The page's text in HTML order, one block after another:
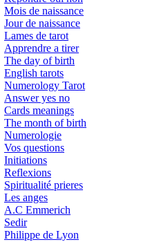
Mois de naissance
Jour de naissance
Lames de tarot
Apprendre a tirer
The day of birth
English tarots
Numerology Tarot
Answer yes no
Cards meanings
The month of birth
Numerologie
Vos questions
Initiations
Reflexions
Spiritualité prieres
Les anges
A.C Emmerich
Sedir
Philippe de Lyon